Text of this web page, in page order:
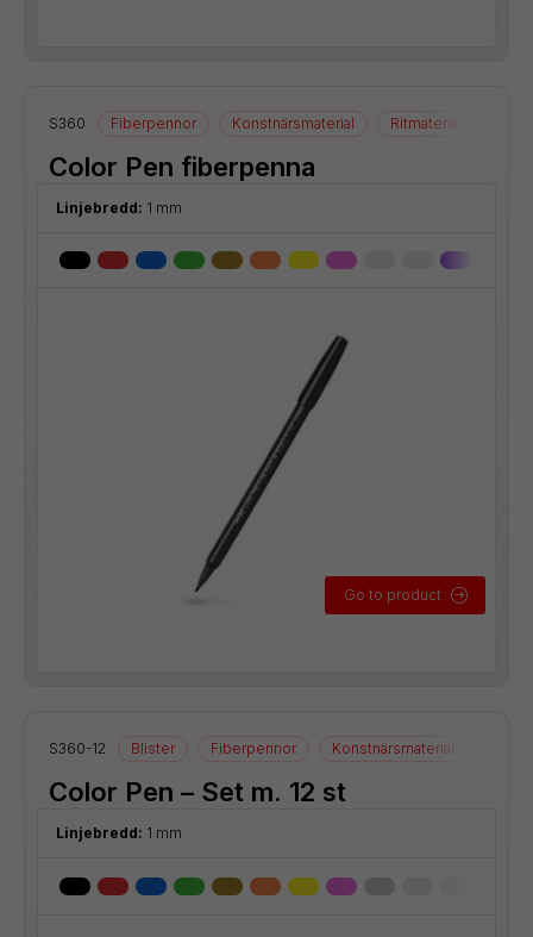
S360 Fiberpennor Konstnärsmaterial Ritmaterial
Color Pen fiberpenna
Linjebredd: 1 mm
Go to product
S360-12 Blister Fiberpennor Konstnärsmaterial
Color Pen – Set m. 12 st
Linjebredd: 1 mm